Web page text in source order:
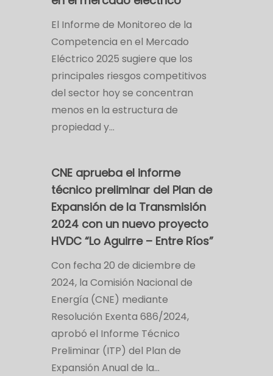
El Informe de Monitoreo de la
Competencia en el Mercado
Eléctrico 2025 sugiere que los
principales riesgos competitivos
del sector hoy se concentran
menos en la estructura de
propiedad y…
CNE aprueba el informe
técnico preliminar del Plan de
Expansión de la Transmisión
2024 con un nuevo proyecto
HVDC “Lo Aguirre – Entre Ríos”
Con fecha 20 de diciembre de
2024, la Comisión Nacional de
Energía (CNE) mediante
Resolución Exenta 686/2024,
aprobó el Informe Técnico
Preliminar (ITP) del Plan de
Expansión Anual de la…